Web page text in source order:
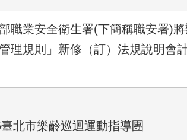
部職業安全衛生署(下簡稱職安署)
理規則」新修（訂）法規說明會
臺北市樂齡巡迴運動指導團